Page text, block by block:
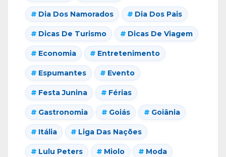
Dia Dos Namorados Dia Dos Pais
Dicas De Turismo Dicas De Viagem
Economia Entretenimento
Espumantes Evento
Festa Junina Férias
Gastronomia Goiás Goiânia
Itália Liga Das Nações
Lulu Peters Miolo Moda